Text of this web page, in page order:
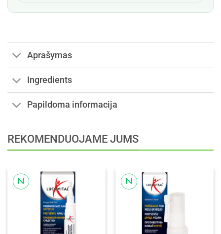
Aprašymas
Ingredients
Papildoma informacija
REKOMENDUOJAME JUMS